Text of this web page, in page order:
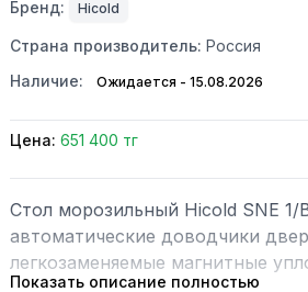
Бренд: Hicold
Страна производитель: Россия
Наличие:
Ожидается - 15.08.2026
Цена: 651 400 тг
Стол морозильный Hicold SNE
автоматические доводчики
легкозаменяемые магнитные
Показать описание полностью